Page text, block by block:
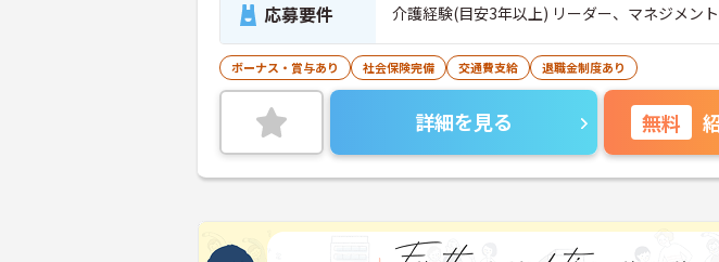
応募要件 介護経験(目安3年以上) リーダー、マネジメン
ボーナス・賞与あり 社会保険完備 交通費支給 退職金制度あり
詳細を見る 無料